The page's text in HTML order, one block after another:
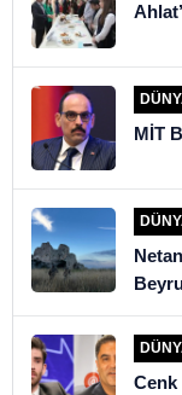
MİT
Cenk